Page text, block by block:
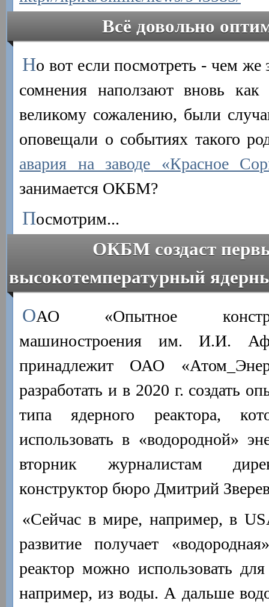
Всё довольно
Но вот если посмотреть - чем
сомнения наползают вновь
великому сожалению, были
оповещали о событиях такого
авария на заводе «Красное
занимается ОКБМ?
Посмотрим...
ОКБМ создаст
высокотемпературный
ОАО «Опытное
машиностроения им. И.И.
принадлежит ОАО
разработать и в 2020 г. создать
типа ядерного реактора,
использовать в «водородной»
вторник журналистам
конструктор бюро Дмитрий
«Сейчас в мире, например, в
развитие получает
реактор можно использовать
например, из воды. А дальше